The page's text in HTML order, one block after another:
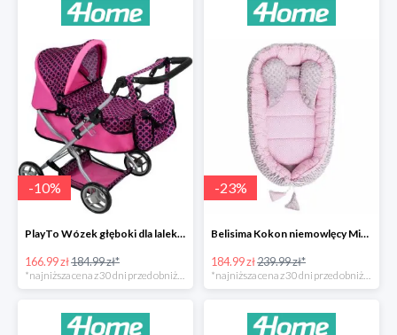
-10%
PlayTo Wózek głęboki dla lalek Viola -10%
166.99 zł184.99 zł*
-23%
Belisima Kokon niemowlęcy Minky Sweet Baby -23%
184.99 zł239.99 zł*